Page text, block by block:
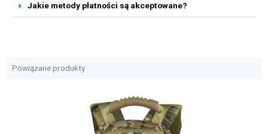
Jakie metody płatności są akceptowane?
Powiązane produkty